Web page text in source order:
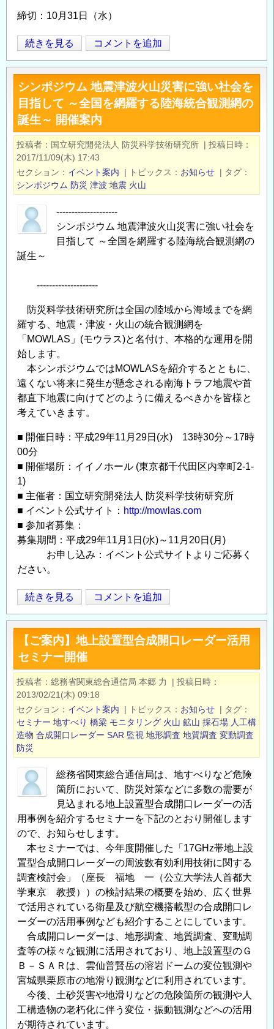
主
研
究
員
も
し
く
は
研
究
員
募
情
の
部
火
山・
球
内
部
研
究
セ
ン
ー
主
研
副
主
任
研
究
員
も
し
く
は
研
員
公
募
情
の
締切：10月31日（水）
（東
大
地
震
研）
平
成
31
度
客
員
教
及
同
利
用
公
募
に
つ
い
_10/31
締
切
続きを見る コメントを追加
シンポジウム 地震津波火山災害に強い社会を
目指して ～全国を網羅する陸海統合観測網の
誕生～ 開催案内
投稿者 国立研究開発法人 防災科学技術研究所 | 投稿日時
2017/11/09(木) 17:43
セクション
イベント案内 | トピックス お知らせ | タグ
シンポジウム 防災 津波 地震 火山
--------------------
シンポジウム 地震津波火山災害に強い社会を
目指して ～全国を網羅する陸海統合観測網の
誕生～
--------------------
防災科学技術研究所は全国の陸域から海域までを網
羅する、地震・津波・火山の統合観測網を
「MOWLAS」(モウラス)と名付け、本格的な運用を開
始します。
本シンポジウムではMOWLASを紹介するとともに、
遠くない将来に発生が懸念される南海トラフ地震や首
都直下地震に向けてどのように備えるべきかを皆様と
考えていきます。
■ 開催日時：平成29年11月29日(水) 13時30分～17時
00分
■ 開催場所：イイノホール (東京都千代田区内幸町2-1-
1)
■ 主催者：国立研究開発法人 防災科学技術研究所
■ イベント公式サイト： http://mowlas.com
■ 参加者募集：
募集期間：平成29年11月1日(水)～11月20日(月)
お申し込み：イベント公式サイトよりご応募く
ださい。
シ
ン
ポ
ジ
ウ
ム
地
震
津
波
火
災
害
に
強
い
社
会
を
目
指
し
て
～
全
国
を
網
続きを見る コメントを追加
【ご案内】地上設置型合成開口レーダー活用
セミナー開催
投稿者 総務省関東総合通信局 本郷 力 | 投稿日時
2013/02/21(木) 09:18
セクション
イベント案内 | トピックス お知らせ | タグ
セミナー 地すべり 橋梁 モニタリング 火山 鉱山 採石場 人工構
造物 合成開口レーダー SAR 監視 地形調査 地質調査 変動調査
防災
総務省関東総合通信局は、地すべりなど危険
箇所において、防災対策などに多数の需要が
見込まれる地上設置型合成開口レーダーの活
用事例を紹介するセミナーを下記のとおり開催します
ので、お知らせします。
本セミナーでは、今年度開催した「17GHz帯地上設
置型合成開口レーダーの周波数有効利用技術に関する
調査検討会」（座長 福地 一（公立大学法人首都大
学東京 教授））の検討結果の概要を始め、広く世界
で活用されている衛星及び航空機搭載型の合成開口レ
ーダーの活用事例なども紹介することにしています。
合成開口レーダーは、地形調査、地質調査、変動調
査等の様々な観測に活用されており、地上設置型のＧ
Ｂ－ＳＡＲは、雲仙普賢岳の溶岩ドームの変位観測や
宮城県栗原市の地滑り観測などに利用されています。
今後、土砂災害や地滑りなどの危険箇所の観測や人
工構造物の老朽化に伴う変位・振動観測などへの活用
が期待されています。